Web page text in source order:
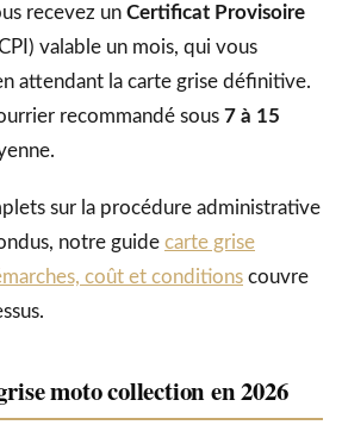
recevez un Certificat Provisoire
valable un mois, qui vous
attendant la carte grise définitive.
recommandé sous 7 à 15
sur la procédure administrative
notre guide carte grise
coût et conditions couvre
moto collection en 2026